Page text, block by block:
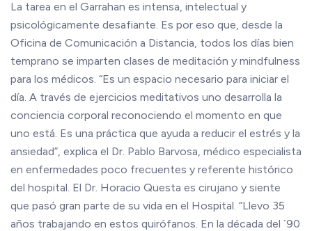
La tarea en el Garrahan es intensa, intelectual y
psicológicamente desafiante. Es por eso que, desde la
Oficina de Comunicación a Distancia, todos los días bien
temprano se imparten clases de meditación y mindfulness
para los médicos. “Es un espacio necesario para iniciar el
día. A través de ejercicios meditativos uno desarrolla la
conciencia corporal reconociendo el momento en que
uno está. Es una práctica que ayuda a reducir el estrés y la
ansiedad”, explica el Dr. Pablo Barvosa, médico especialista
en enfermedades poco frecuentes y referente histórico
del hospital. El Dr. Horacio Questa es cirujano y siente
que pasó gran parte de su vida en el Hospital. “Llevo 35
años trabajando en estos quirófanos. En la década del ´90